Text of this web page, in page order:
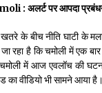
Of The Day 11 May
Of The Day 10 May
10, 2022
: अलर्ट पर आपदा
के बीच नीति घाटी के
रहा है कि चमोली में एक
चमोली में आज एवलॉच की
वीडियो भी सामने आया है।